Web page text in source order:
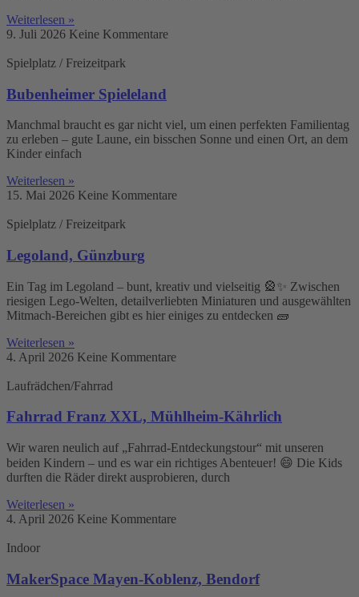
Weiterlesen »
9. Juli 2026 Keine Kommentare
Spielplatz / Freizeitpark
Bubenheimer Spieleland
Manchmal braucht es gar nicht viel, um einen perfekten Familientag
zu erleben – gute Laune, ein bisschen Sonne und einen Ort, an dem
Kinder einfach
Weiterlesen »
15. Mai 2026 Keine Kommentare
Spielplatz / Freizeitpark
Legoland, Günzburg
Ein Tag im Legoland – bunt, kreativ und vielseitig 🎡✨ Zwischen
riesigen Lego-Welten, detailverliebten Miniaturen und ausgewählten
Mitmach-Bereichen gibt es hier einiges zu entdecken 🧱
Weiterlesen »
4. April 2026 Keine Kommentare
Laufrädchen/Fahrrad
Fahrrad Franz XXL, Mühlheim-Kährlich
Wir waren neulich auf „Fahrrad-Entdeckungstour“ mit unseren
beiden Kindern – und es war ein richtiges Abenteuer! 😄 Die Kids
durften die Räder direkt ausprobieren, durch
Weiterlesen »
4. April 2026 Keine Kommentare
Indoor
MakerSpace Mayen-Koblenz, Bendorf